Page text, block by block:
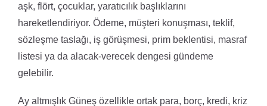
aşk, flört, çocuklar, yaratıcılık başlıklarını
hareketlendiriyor. Ödeme, müşteri konuşması, teklif,
sözleşme taslağı, iş görüşmesi, prim beklentisi, masraf
listesi ya da alacak-verecek dengesi gündeme
gelebilir.
Ay altmışlık Güneş özellikle ortak para, borç, kredi, kriz